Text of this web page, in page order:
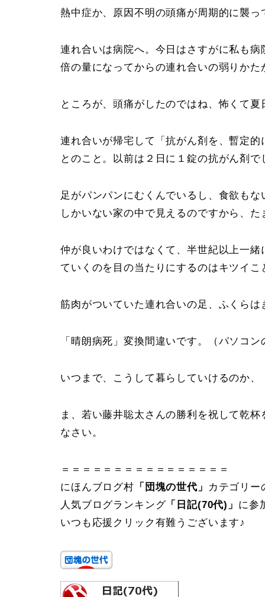
熱中症か、原因不明の頭痛が周期的に襲っ
連れ合いは病院へ。今日はさすがに私も
倍の量になってからの連れ合いの弱りか
ところが、頭痛がしたのではね、怖くて
連れ合いが帰宅して「抗がん剤を、暫定
とのこと。以前は２日に１錠の抗がん剤
足がパンパンにむくんでいるし、食欲も
しかいない家の中で見えるのですから、
仲が良いわけではなくて、半世紀以上一
ていくのを目の当たりにするのはキツイこ
筋肉がついていた連れ合いの足、ふくら
「晴朗病死」変換間違いです。（パソコ
いつまで、こうして暮らしていけるのか
ま、若い藤井聡太さんの勝利を祝して乾杯
なさい。
＝＝＝＝＝＝＝＝＝＝＝＝＝＝＝＝
にほんブログ村 「団塊の世代」
カテゴリー
人気ブログランキング「日記(70代)」 に参
いつも応援クリック有難うございます♪